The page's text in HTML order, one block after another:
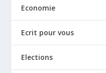
Economie
Ecrit pour vous
Elections